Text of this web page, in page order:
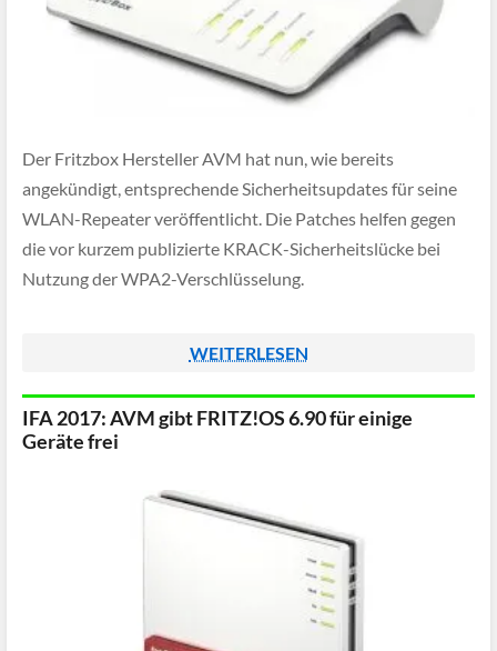
Der Fritzbox Hersteller AVM hat nun, wie bereits
angekündigt, entsprechende Sicherheitsupdates für seine
WLAN-Repeater veröffentlicht. Die Patches helfen gegen
die vor kurzem publizierte KRACK-Sicherheitslücke bei
Nutzung der WPA2-Verschlüsselung.
WEITERLESEN
IFA 2017: AVM gibt FRITZ!OS 6.90 für einige
Geräte frei